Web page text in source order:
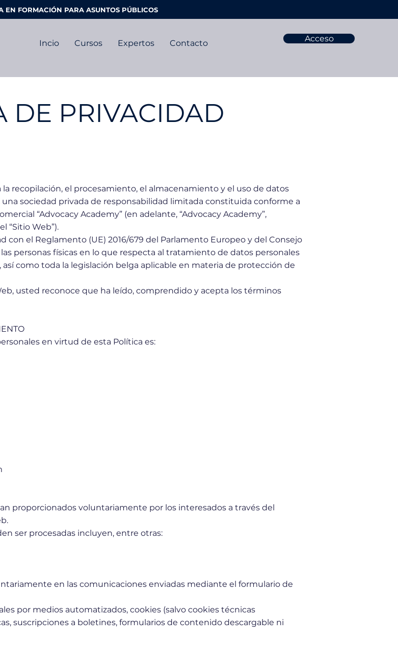
EN FORMACIÓN PARA ASUNTOS PÚBLICOS
Incio Cursos Expertos Contacto Acceso
DE PRIVACIDAD
la recopilación, el procesamiento, el almacenamiento y el uso de datos
sociedad privada de responsabilidad limitada constituida conforme a
“Advocacy Academy” (en adelante, “Advocacy Academy”,
“Sitio Web”).
con el Reglamento (UE) 2016/679 del Parlamento Europeo y del Consejo
personas físicas en lo que respecta al tratamiento de datos personales
así como toda la legislación belga aplicable en materia de protección de
usted reconoce que ha leído, comprendido y acepta los términos
en virtud de esta Política es:
proporcionados voluntariamente por los interesados a través del
ser procesadas incluyen, entre otras:
en las comunicaciones enviadas mediante el formulario de
por medios automatizados, cookies (salvo cookies técnicas
suscripciones a boletines, formularios de contenido descargable ni